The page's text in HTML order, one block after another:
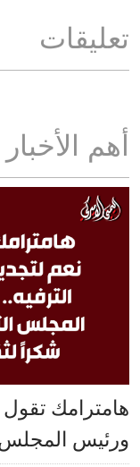
تعليقات
أهم الأخبار
هامترامك تقول
ورئيس المجلس